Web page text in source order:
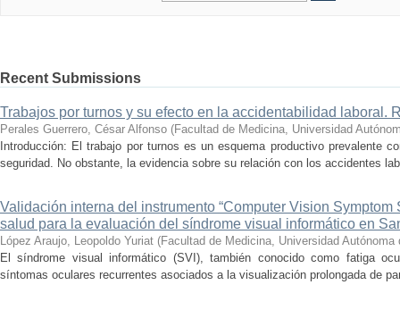
Recent Submissions
Trabajos por turnos y su efecto en la accidentabilidad laboral.
Perales Guerrero, César Alfonso (Facultad de Medicina, Universidad
Introducción: El trabajo por turnos es un esquema productivo prevalente
seguridad. No obstante, la evidencia sobre su relación con los accidentes
Validación interna del instrumento “Computer Vision
salud para la evaluación del síndrome visual informático en
López Araujo, Leopoldo Yuriat (Facultad de Medicina, Universidad
El síndrome visual informático (SVI), también conocido como fatiga
síntomas oculares recurrentes asociados a la visualización prolongada de